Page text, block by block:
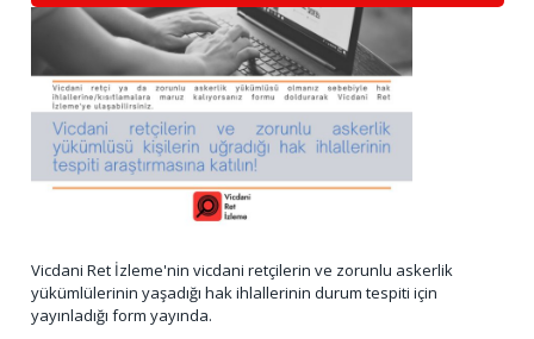
Vicdani Ret İzleme'nin vicdani retçilerin ve zorunlu askerlik
yükümlülerinin yaşadığı hak ihlallerinin durum tespiti için
yayınladığı form yayında.